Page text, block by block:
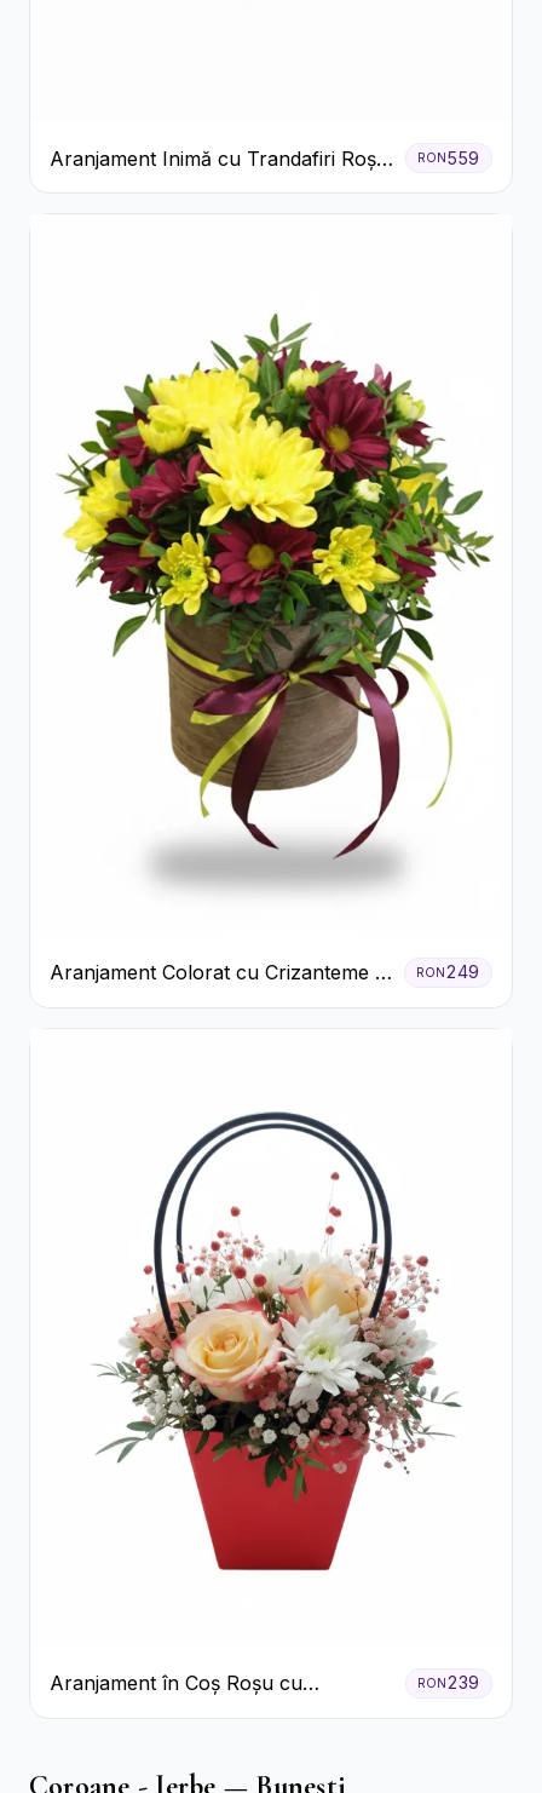
Aranjament Inimă cu Trandafiri Roșii
și Ciocolată Ferrero Rocher
RON 559
Aranjament Colorat cu Crizanteme în
Cutie Rustică
RON249
Aranjament în Coș Roșu cu
Trandafiri și Crizanteme Albe
RON239
Coroane - Jerbe — Bunești